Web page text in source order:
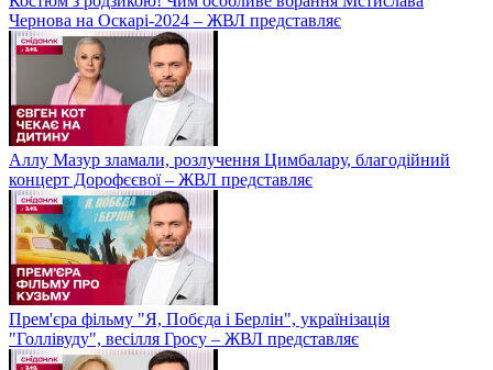
Чернова на Оскарі-2024 – ЖВЛ представляє
Аллу Мазур зламали, розлучення Цимбалару, благодійний
концерт Дорофєєвої – ЖВЛ представляє
Прем'єра фільму "Я, Побєда і Берлін", українізація
"Голлівуду", весілля Гросу – ЖВЛ представляє